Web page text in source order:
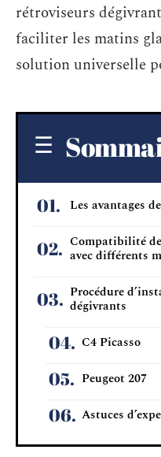
rétroviseurs
faciliter les matins
solution universelle
Les avantages
Compatibilité
avec différents
Procédure
dégivrants
C4 Picasso
Peugeot 207
Astuces